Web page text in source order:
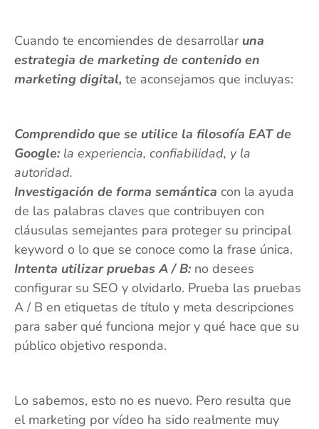
Cuando te encomiendes de desarrollar una
estrategia de marketing de contenido en
marketing digital, te aconsejamos que incluyas:
Comprendido que se utilice la filosofía EAT de
Google: la experiencia, confiabilidad, y la
autoridad.
Investigación de forma semántica con la ayuda
de las palabras claves que contribuyen con
cláusulas semejantes para proteger su principal
keyword o lo que se conoce como la frase única.
Intenta utilizar pruebas A / B: no desees
configurar su SEO y olvidarlo. Prueba las pruebas
A / B en etiquetas de título y meta descripciones
para saber qué funciona mejor y qué hace que su
público objetivo responda.
Lo sabemos, esto no es nuevo. Pero resulta que
el marketing por vídeo ha sido realmente muy